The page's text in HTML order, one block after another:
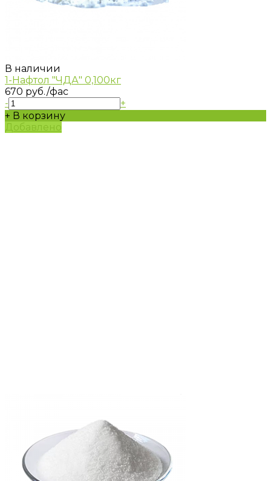
В наличии
1-Нафтол "ЧДА" 0,100кг
670 руб./фас
-
+
+ В корзину
Добавлено